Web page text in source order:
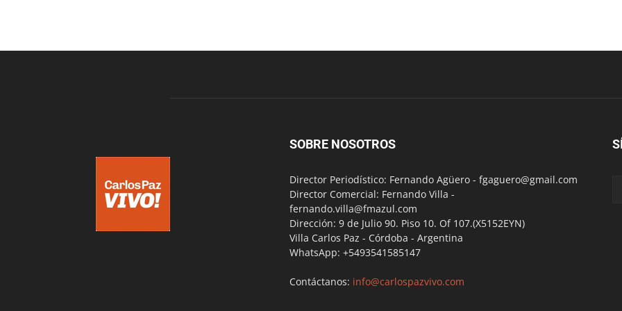
SOBRE NOSOTROS
Director Periodístico: Fernando Agüero - fgaguero@gmail.com
Director Comercial: Fernando Villa -
fernando.villa@fmazul.com
Dirección: 9 de Julio 90. Piso 10. Of 107.(X5152EYN)
Villa Carlos Paz - Córdoba - Argentina
WhatsApp: +5493541585147
Contáctanos: info@carlospazvivo.com